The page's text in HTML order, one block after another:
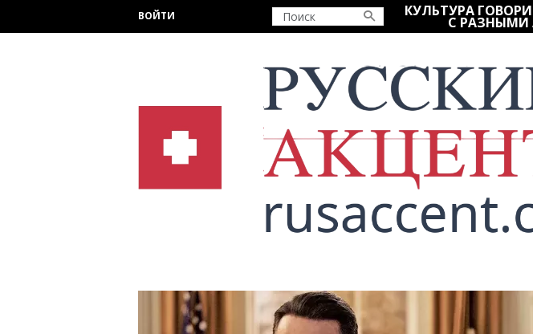
ВОЙТИ КУЛЬТУРА
С РАЗНЫМИ